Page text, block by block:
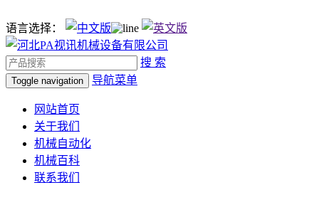
语言选择：
搜 索
Toggle navigation 导航菜单
网站首页
关于我们
机械自动化
机械百科
联系我们